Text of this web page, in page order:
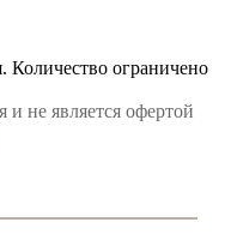
Количество ограничено
не является офертой